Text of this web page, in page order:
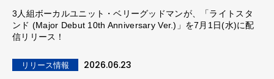
3人組ボーカルユニット・ベリーグッドマンが、「ライトスタ
ンド (Major Debut 10th Anniversary Ver.)」を7月1日(水)に配
信リリース！
リリース情報 2026.06.23